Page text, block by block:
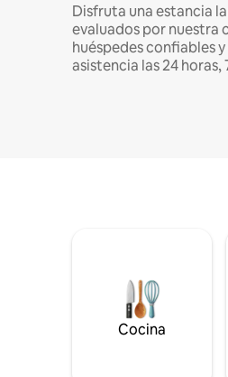
Disfruta una estancia
evaluados por nuestra
huéspedes confiables
asistencia las 24 horas,
Cocina